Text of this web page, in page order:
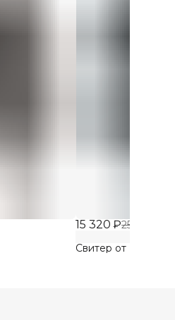
15 320 ₽25 533 ₽
Свитер от